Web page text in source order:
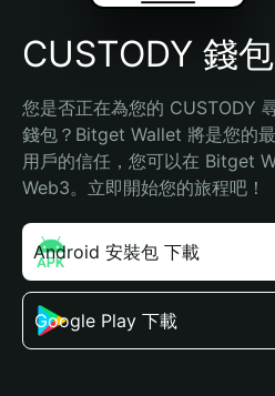
CUSTODY 錢包
您是否正在為您的 CUSTODY
錢包？Bitget Wallet 將是您的
用戶的信任，您可以在 Bitget
Web3。立即開始您的旅程吧！
Android 安裝包 下載
Google Play 下載